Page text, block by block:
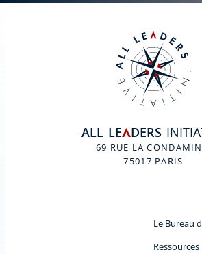
ALL LEADERS
69 RUE LA
75017 PARIS
Le Bureau
Ressources